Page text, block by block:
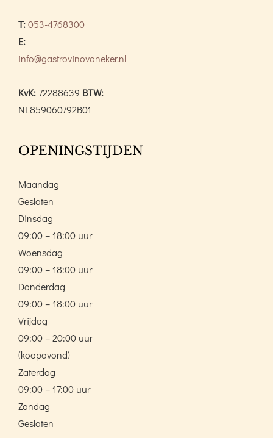
T:053-4768300
E:
info@gastrovinovaneker.nl
KvK:72288639 BTW:
NL859060792B01
OPENINGSTIJDEN
Maandag
Gesloten
Dinsdag
09:00 – 18:00 uur
Woensdag
09:00 – 18:00 uur
Donderdag
09:00 – 18:00 uur
Vrijdag
09:00 – 20:00 uur
(koopavond)
Zaterdag
09:00 – 17:00 uur
Zondag
Gesloten